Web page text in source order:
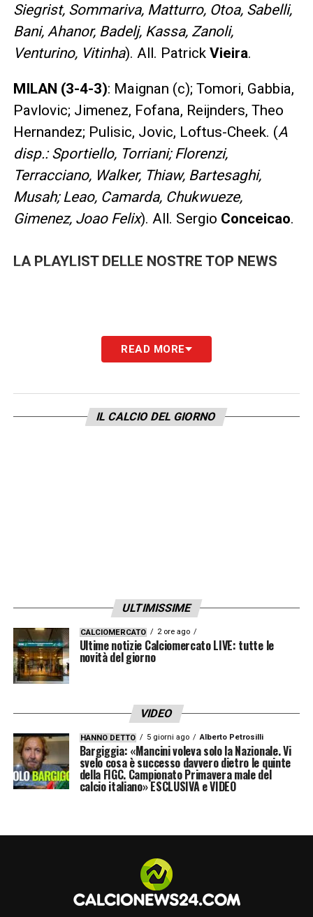
Siegrist, Sommariva, Matturro, Otoa, Sabelli,
Bani, Ahanor, Badelj, Kassa, Zanoli,
Venturino, Vitinha). All. Patrick Vieira.
MILAN (3-4-3): Maignan (c); Tomori, Gabbia,
Pavlovic; Jimenez, Fofana, Reijnders, Theo
Hernandez; Pulisic, Jovic, Loftus-Cheek. (A
disp.: Sportiello, Torriani; Florenzi,
Terracciano, Walker, Thiaw, Bartesaghi,
Musah; Leao, Camarda, Chukwueze,
Gimenez, Joao Felix). All. Sergio Conceicao.
LA PLAYLIST DELLE NOSTRE TOP NEWS
READ MORE
IL CALCIO DEL GIORNO
ULTIMISSIME
CALCIOMERCATO 2 ore ago
Ultime notizie Calciomercato LIVE: tutte le
novità del giorno
VIDEO
HANNO DETTO 5 giorni ago Alberto Petrosilli
Bargiggia: «Mancini voleva solo la Nazionale. Vi
svelo cosa è successo davvero dietro le quinte
della FIGC. Campionato Primavera male del
calcio italiano» ESCLUSIVA e VIDEO